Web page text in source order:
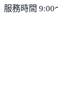
服務時間 9:00